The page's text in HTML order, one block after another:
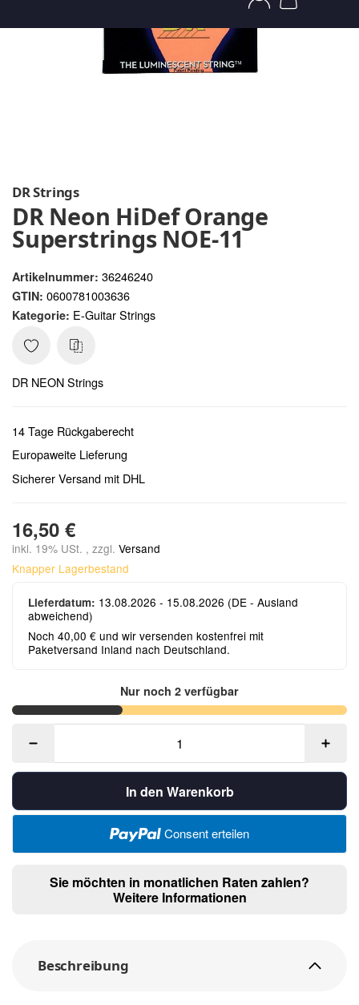
DR Strings
DR Neon HiDef Orange
Superstrings NOE-11
Artikelnummer: 36246240
GTIN: 0600781003636
Kategorie: E-Guitar Strings
DR NEON Strings
14 Tage Rückgaberecht
Europaweite Lieferung
Sicherer Versand mit DHL
16,50 €
inkl. 19% USt. , zzgl. Versand
Knapper Lagerbestand
Lieferdatum: 13.08.2026 - 15.08.2026 (DE - Ausland
abweichend)
Noch 40,00 € und wir versenden kostenfrei mit
Paketversand Inland nach Deutschland.
Nur noch 2 verfügbar
In den Warenkorb
Consent erteilen
Sie möchten in monatlichen Raten zahlen?
Weitere Informationen
Beschreibung